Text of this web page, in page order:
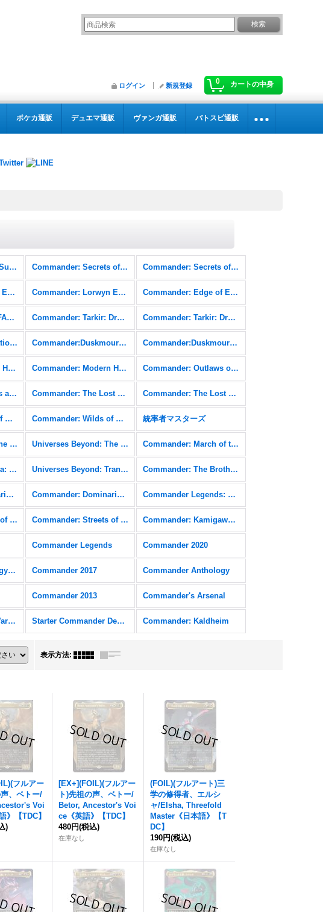
0 カートの中身
ログイン 新規登録
ポケカ通販 デュエマ通販 ヴァンガ通販 バトスピ通販
Commander: Marvel Super Heroes FOIL Commander: Secrets of Strixhaven Commander: Secrets of Strixhaven FOIL
Commander: Lorwyn Eclipsed Commander: Lorwyn Eclipsed FOIL Commander: Edge of Eternities
Commander: FINAL FANTASY FOIL Commander: Tarkir: Dragonstorm Commander: Tarkir: Dragonstorm FOIL
Commander: Foundations Commander:Duskmourn: House of Horror Commander:Duskmourn: House of Horror FOIL
Commander: Modern Horizons 3 Commander: Modern Horizons 3 FOIL Commander: Outlaws of Thunder Junction
Commander: Murders at Karlov Manor FOIL Commander: The Lost Caverns of Ixalan Commander: The Lost Caverns of Ixalan FOIL
Commander: Wilds of Eldraine Commander: Wilds of Eldraine FOIL 統率者マスターズ
Universes Beyond: The Lord of the Rings: Tales of Middle-earth Universes Beyond: The Lord of the Rings: Tales of Middle-earth FOIL Commander: March of the Machine
Commander: Phyrexia: All Will Be One FOIL Universes Beyond: Transformers Commander: The Brothers' War
Commander: Dominaria United Commander: Dominaria United FOIL Commander Legends: Battle for Baldur's Gate
Commander: Streets of New Capenna Commander: Streets of New Capenna FOIL Commander: Kamigawa: Neon Dynasty
Commander Legends Commander 2020
Commander Anthology Volume II Commander 2017 Commander Anthology
Commander 2013 Commander's Arsenal
Universes Beyond: Warhammer 40,000 (40K) FOIL Starter Commander Decks Commander: Kaldheim
表示方法:
フルアー
声、ベトー/
Voi
》【TDC】
)
[EX+](FOIL)(フルアー
ト)先祖の声、ベトー/
Betor, Ancestor's Voi
ce《英語》【TDC】
480円(税込)
在庫なし
(FOIL)(フルアート)三
学の修得者、エルシ
ャ/Elsha, Threefold
Master《日本語》【T
DC】
190円(税込)
在庫なし